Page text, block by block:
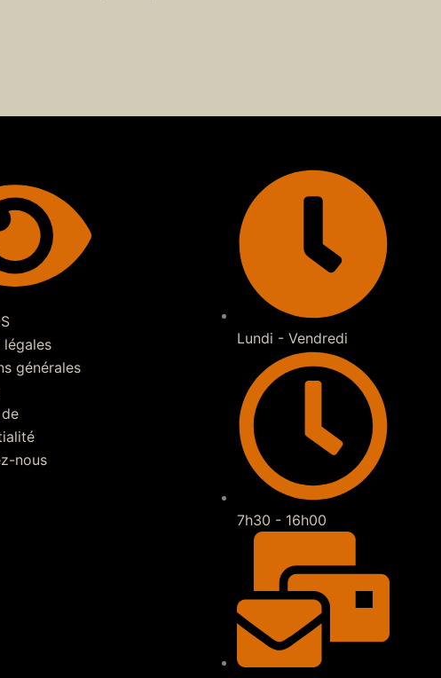
légales
générales
nous
Lundi - Vendredi
7h30 - 16h00